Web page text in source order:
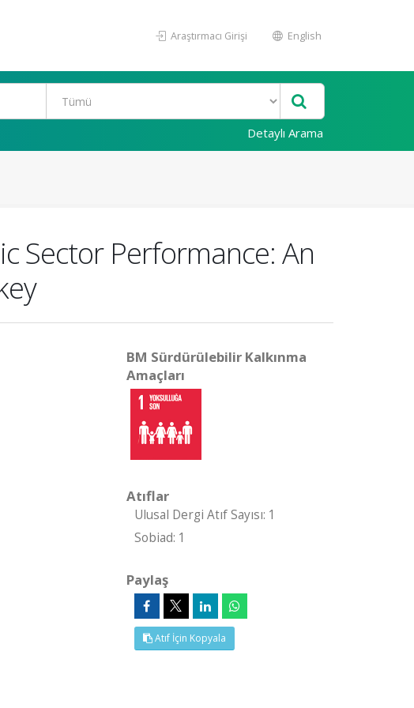
Araştırmacı Girişi English
Detaylı Arama
Sector Performance: An
BM Sürdürülebilir Kalkınma
Amaçları
Atıflar
Ulusal Dergi Atıf Sayısı: 1
Sobiad: 1
Paylaş
Atıf İçin Kopyala